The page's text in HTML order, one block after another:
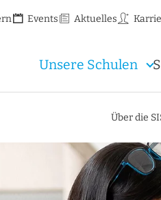
Events Aktuelles
Unsere Schulen
Über die